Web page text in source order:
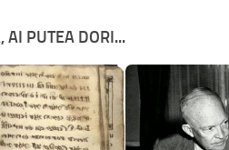
AI PUTEA DORI...